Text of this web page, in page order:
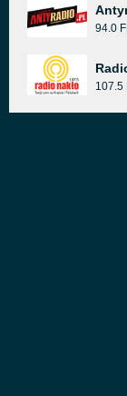
94.0
107.5